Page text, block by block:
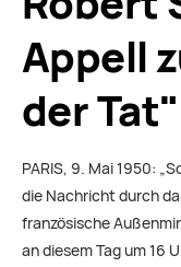
Appell
der Tat"
PARIS, 9. Mai 1950:
die Nachricht durch
französische
an diesem Tag um 16